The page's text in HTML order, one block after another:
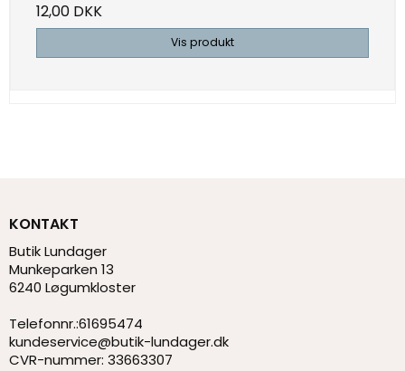
12,00 DKK
Vis produkt
KONTAKT
Butik Lundager
Munkeparken 13
6240 Løgumkloster
Telefonnr.:61695474
kundeservice@butik-lundager.dk
CVR-nummer: 33663307